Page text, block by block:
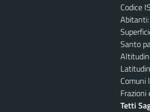
Codice
Abitanti:
Santo
Comuni
Frazioni
Tetti